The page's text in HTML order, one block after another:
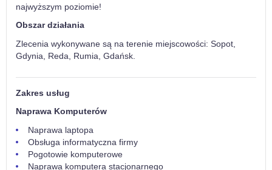
najwyższym poziomie!
Obszar działania
Zlecenia wykonywane są na terenie miejscowości: Sopot,
Gdynia, Reda, Rumia, Gdańsk.
Zakres usług
Naprawa Komputerów
Naprawa laptopa
Obsługa informatyczna firmy
Pogotowie komputerowe
Naprawa komputera stacjonarnego